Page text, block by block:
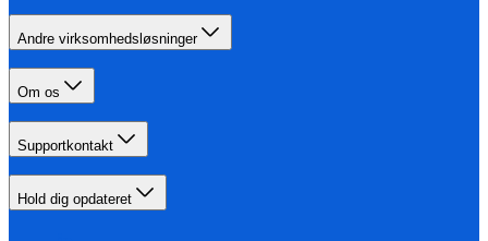
Andre virksomhedsløsninger
Om os
Supportkontakt
Hold dig opdateret